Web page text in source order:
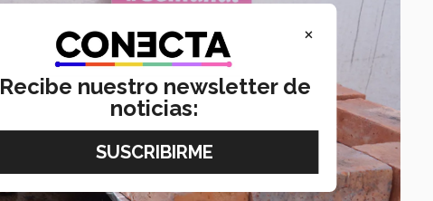
×
Recibe nuestro newsletter de
noticias: